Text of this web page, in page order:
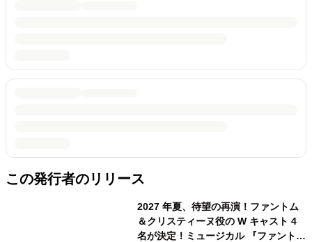
この発行者のリリース
2027 年夏、待望の再演！ファントム
＆クリスティーヌ役の W キャスト 4
名が決定！ミュージカル 『ファント